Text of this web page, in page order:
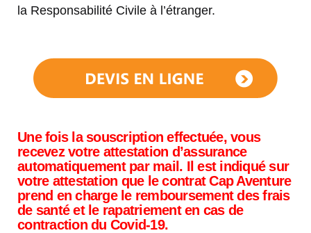
la Responsabilité Civile à l’étranger.
Une fois la souscription effectuée, vous
recevez votre attestation d’assurance
automatiquement par mail. Il est indiqué sur
votre attestation que le contrat Cap Aventure
prend en charge le remboursement des frais
de santé et le rapatriement en cas de
contraction du Covid-19.